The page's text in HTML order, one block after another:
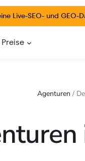
Live-SEO- und GEO-
Agenturen /